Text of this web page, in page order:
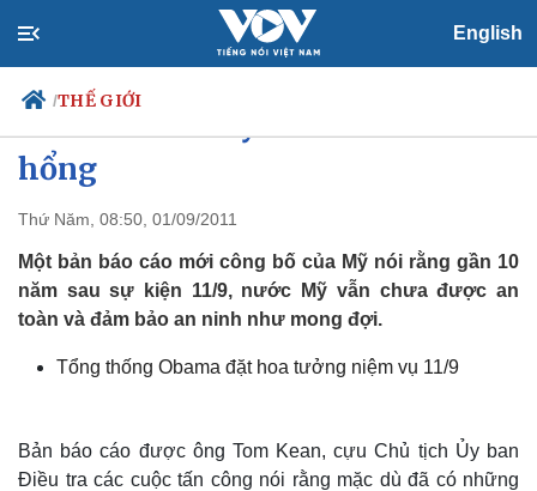
English
/THẾ GIỚI
Chính trị
Đảng
Tổ chức nhân sự
Quốc hội
Tin 24h
Dự báo thời tiết
Giáo dục
Dấu ấn VOV
Việc làm
Biển đảo
hổng
Thứ Năm, 08:50, 01/09/2011
Một bản báo cáo mới công bố của Mỹ nói rằng gần 10
năm sau sự kiện 11/9, nước Mỹ vẫn chưa được an
toàn và đảm bảo an ninh như mong đợi.
Tổng thống Obama đặt hoa tưởng niệm vụ 11/9
Bản báo cáo được ông Tom Kean, cựu Chủ tịch Ủy ban
Điều tra các cuộc tấn công nói rằng mặc dù đã có những